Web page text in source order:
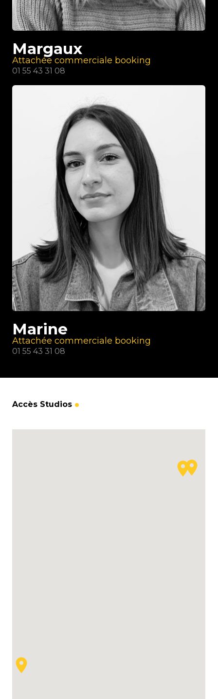
Margaux
Attachée commerciale booking
01 55 43 31 08
Marine
Attachée commerciale booking
01 55 43 31 08
Accès Studios